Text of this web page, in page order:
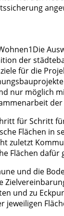
Die
der
für die
nur möglich
der
für Schritt
Flächen in
zuletzt
Flächen dafür
und die
und zu
jeweiligen